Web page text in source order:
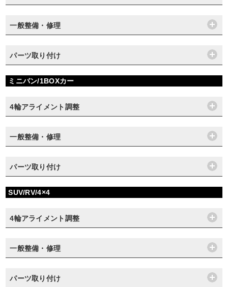
一般整備・修理
パーツ取り付け
ミニバン/1BOXカー
4輪アライメント調整
一般整備・修理
パーツ取り付け
SUV/RV/4×4
4輪アライメント調整
一般整備・修理
パーツ取り付け